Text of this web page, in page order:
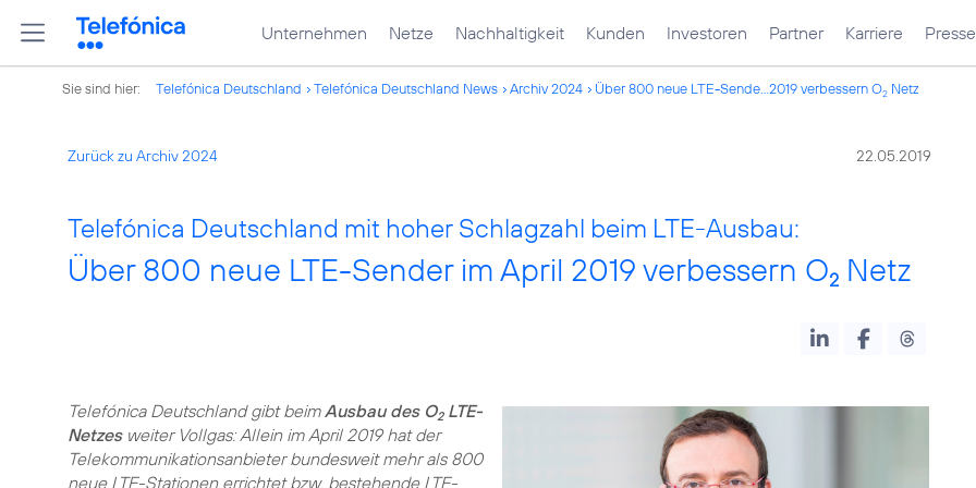
Unternehmen Netze Nachhaltigkeit Kunden Investoren Partner Karriere Presse
Sie sind hier: Telefónica Deutschland Telefónica Deutschland News Archiv 2024 Über 800 neue LTE-Sende...2019 verbessern O2 Netz
Zurück zu Archiv 2024 22.05.2019
Telefónica Deutschland mit hoher Schlagzahl beim LTE-Ausbau:
Über 800 neue LTE-Sender im April 2019 verbessern O2 Netz
Telefónica Deutschland gibt beimAusbau des O2LTE-
Netzesweiter Vollgas: Allein im April 2019 hat der
Telekommunikationsanbieter bundesweit mehr als 800
neue LTE-Stationen errichtet bzw. bestehende LTE-